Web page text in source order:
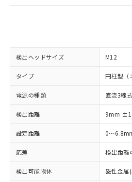
検出ヘッドサイズ M12
タイプ 円柱型（
電源の種類 直流3線
検出距離 9mm
設定距離 0～
応差 検出距離
検出可能物体 磁性金属